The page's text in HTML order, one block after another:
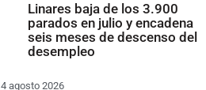
Linares baja de los 3.900
parados en julio y encadena
seis meses de descenso del
desempleo
4 agosto 2026